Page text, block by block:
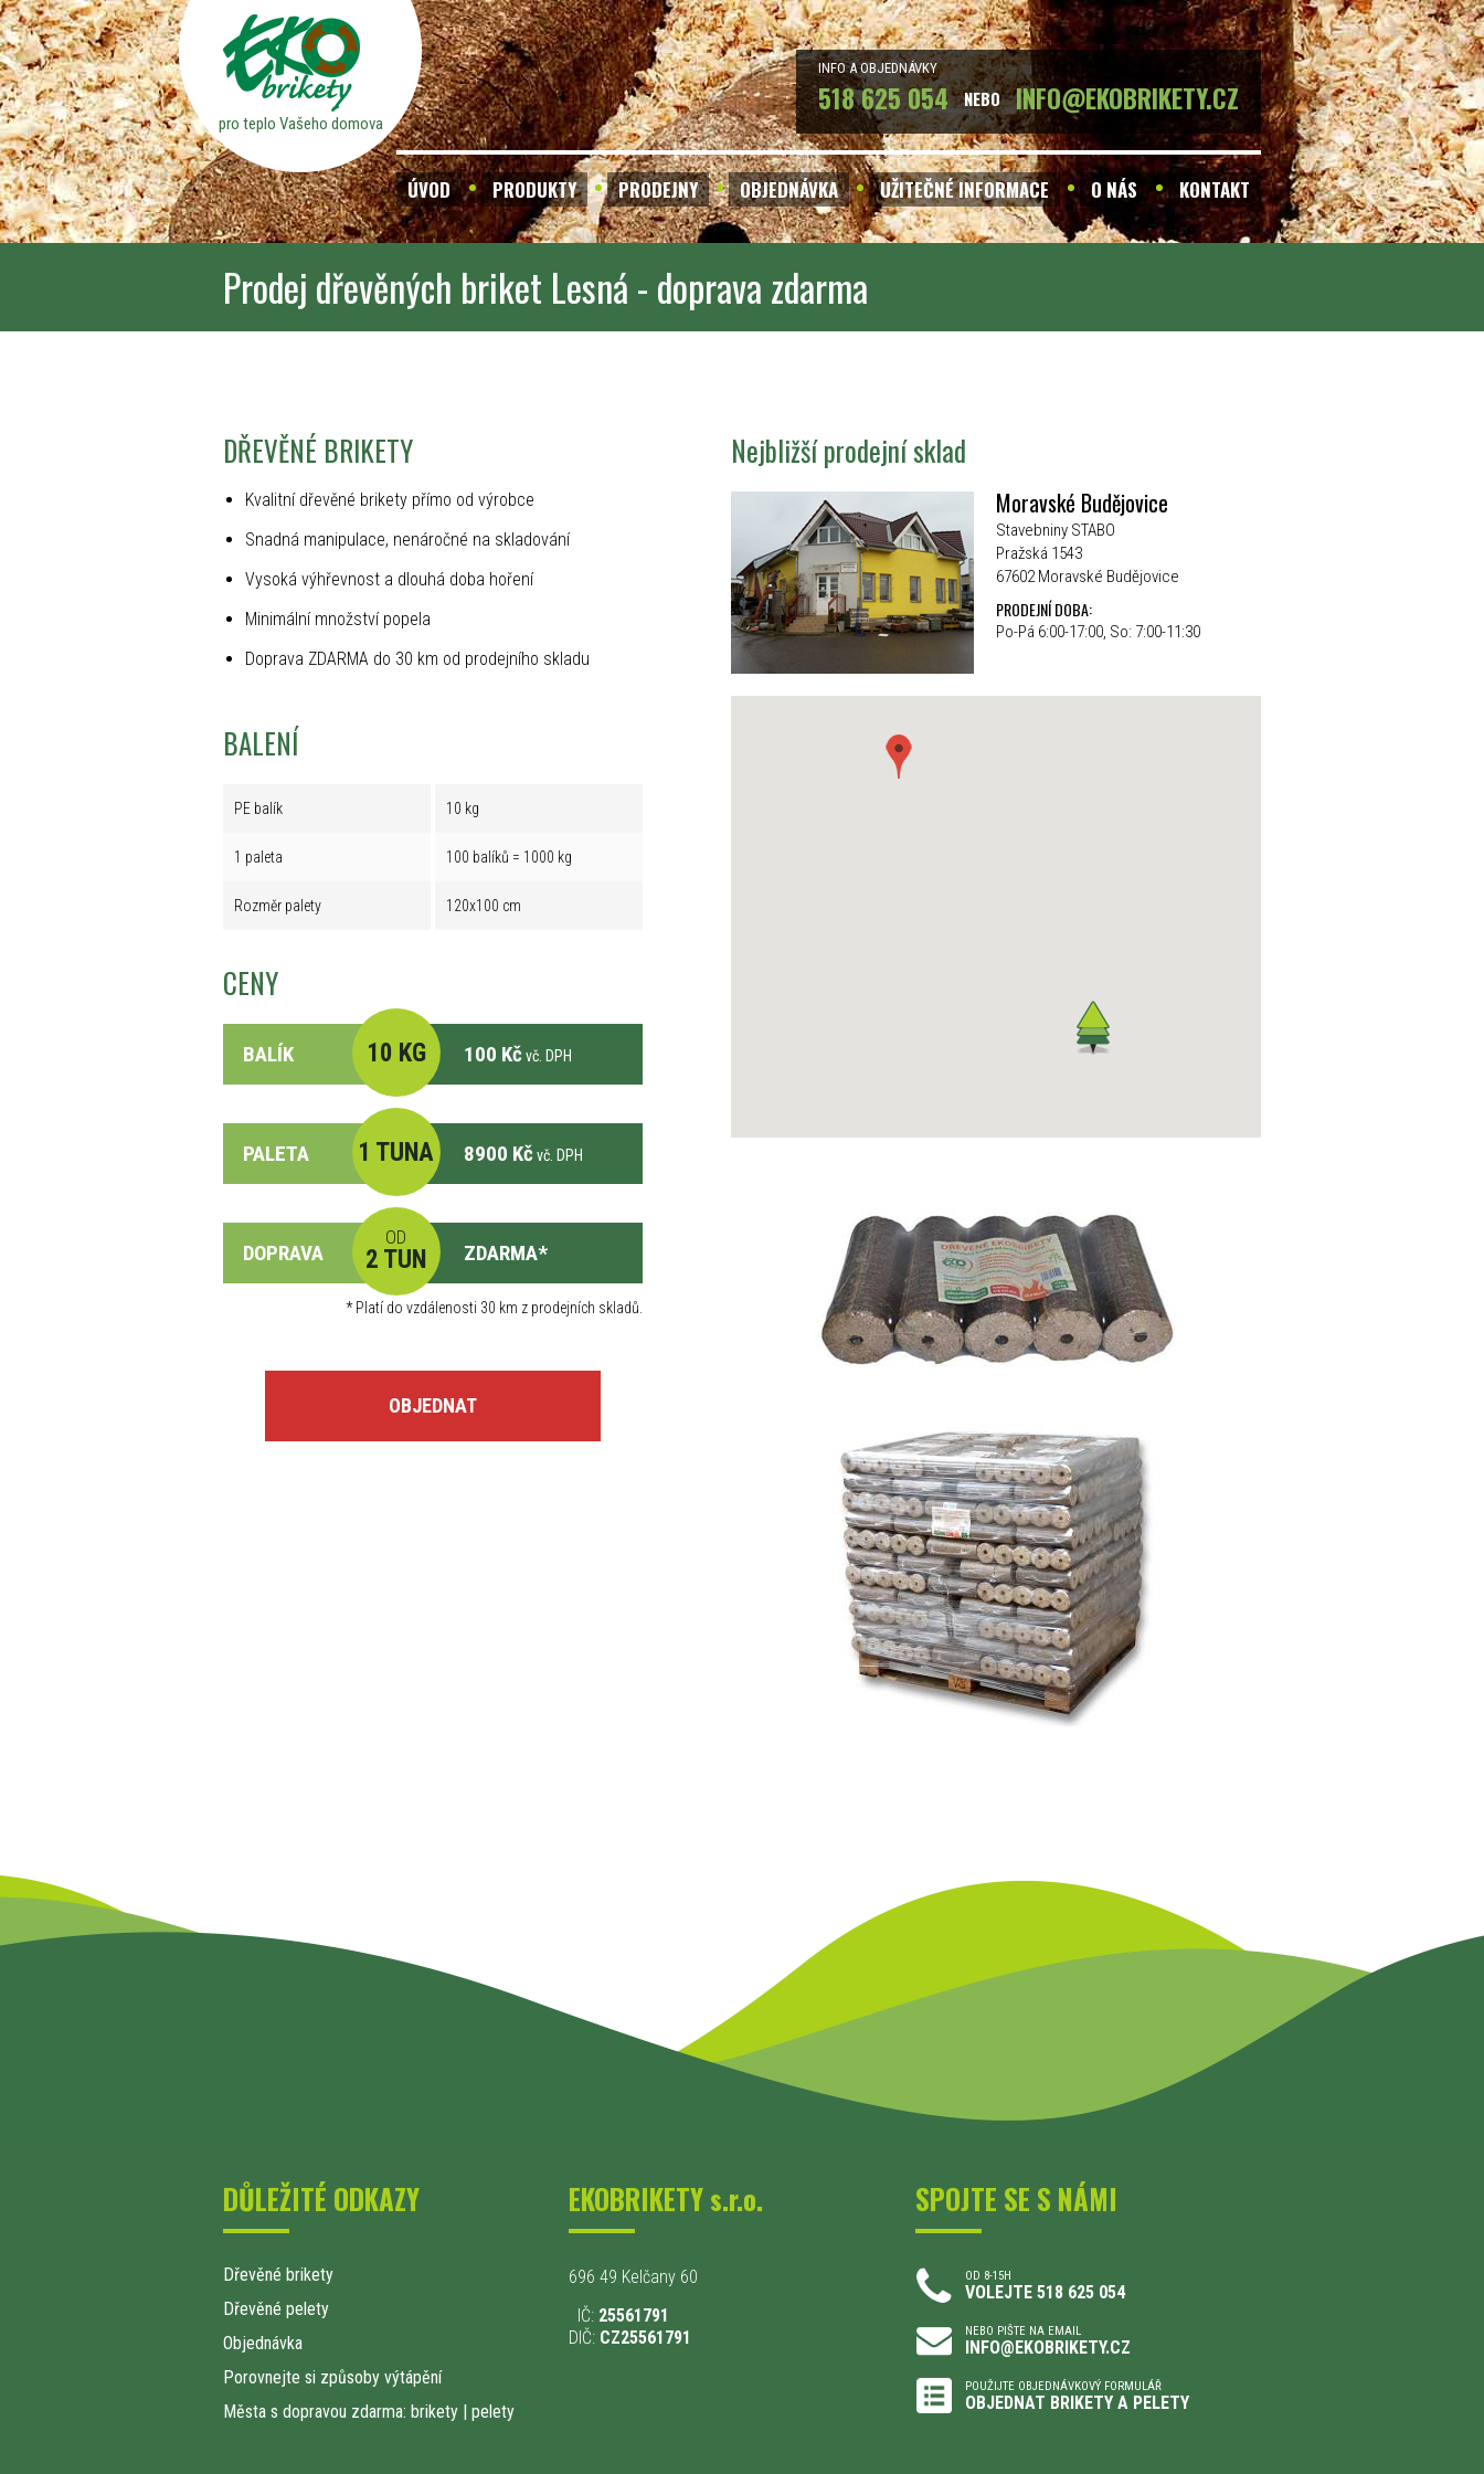
pro teplo Vašeho domova
INFO A OBJEDNÁVKY
518 625 054 NEBO INFO@EKOBRIKETY.CZ
ÚVOD PRODUKTY PRODEJNY OBJEDNÁVKA UŽITEČNÉ INFORMACE O NÁS KONTAKT
Prodej dřevěných briket Lesná - doprava zdarma
DŘEVĚNÉ BRIKETY
Kvalitní dřevěné brikety přímo od výrobce
Snadná manipulace, nenáročné na skladování
Vysoká výhřevnost a dlouhá doba hoření
Minimální množství popela
Doprava ZDARMA do 30 km od prodejního skladu
BALENÍ
PE balík 10 kg
1 paleta 100 balíků = 1000 kg
Rozměr palety 120x100 cm
CENY
BALÍK 10 KG 100 Kč vč. DPH
PALETA 1 TUNA 8900 Kč vč. DPH
DOPRAVA
OD
2 TUN ZDARMA*
*Platí do vzdálenosti 30 km z prodejních skladů.
OBJEDNAT
Nejbližší prodejní sklad
Moravské Budějovice
Stavebniny STABO
Pražská 1543
67602 Moravské Budějovice
PRODEJNÍ DOBA:
Po-Pá 6:00-17:00, So: 7:00-11:30
DŮLEŽITÉ ODKAZY
Dřevěné brikety
Dřevěné pelety
Objednávka
Porovnejte si způsoby výtápění
Města s dopravou zdarma: brikety | pelety
EKOBRIKETY s.r.o.
696 49 Kelčany 60
IČ: 25561791
DIČ: CZ25561791
SPOJTE SE S NÁMI
OD 8-15H
VOLEJTE 518 625 054
NEBO PIŠTE NA EMAIL
INFO@EKOBRIKETY.CZ
POUŽIJTE OBJEDNÁVKOVÝ FORMULÁŘ
OBJEDNAT BRIKETY A PELETY